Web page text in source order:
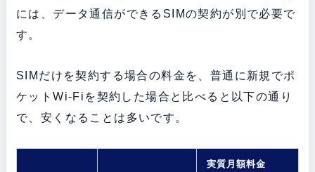
には、データ通信ができるSIMの契約が別で必要で
す。
SIMだけを契約する場合の料金を、普通に新規でポ
ケットWi-Fiを契約した場合と比べると以下の通り
で、安くなることは多いです。
実質月額料金